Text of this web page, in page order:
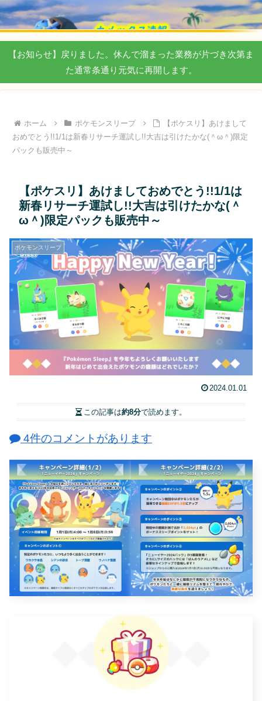
【お知らせ】戻りました。休んで溜まった業務が片づき次第ま
た通常条通り元気に再開します。
ホーム ポケモンスリープ
【ポケスリ】あけまして
おめでとう!!1/1は新春リサーチ運試し!!大吉は引けたかな(＾ω＾)限定
パックも販売中～
【ポケスリ】あけましておめでとう!!1/1は
新春リサーチ運試し!!大吉は引けたかな(＾
ω＾)限定パックも販売中～
ポケモンスリープ
2024.01.01
この記事は約8分で読めます。
4件のコメントがあります